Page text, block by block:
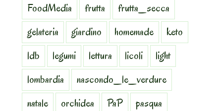
FoodMedia
frutta
frutta_secca
gelateria
giardino homemade
keto
ldb
legumi lettura licoli
light
lombardia
nascondo_le_verdure
natale
orchidea PaP
pasqua